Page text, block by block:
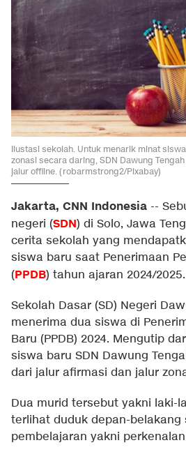
Ilustasi sekolah. Untuk menarik minat
zonasi secara daring, SDN Dawung
jalur offline. (robarmstrong2/Pixabay)
Jakarta, CNN Indonesia --
negeri (SDN) di Solo, Jawa
cerita sekolah yang
siswa baru saat Penerimaan
(PPDB) tahun ajaran 2024/2025.
Sekolah Dasar (SD) Negeri
menerima dua siswa di
Baru (PPDB) 2024. Mengutip
siswa baru SDN Dawung
dari jalur afirmasi dan jalur
Dua murid tersebut yakni laki-
terlihat duduk depan-
pembelajaran yakni